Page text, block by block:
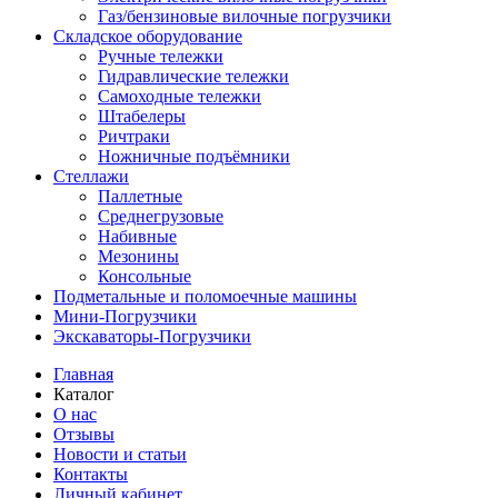
Газ/бензиновые вилочные погрузчики
Складское оборудование
Ручные тележки
Гидравлические тележки
Самоходные тележки
Штабелеры
Ричтраки
Ножничные подъёмники
Стеллажи
Паллетные
Среднегрузовые
Набивные
Мезонины
Консольные
Подметальные и поломоечные машины
Мини-Погрузчики
Экскаваторы-Погрузчики
Главная
Каталог
О нас
Отзывы
Новости и статьи
Контакты
Личный кабинет